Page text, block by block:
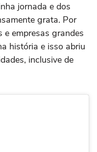
jornada e dos
grata. Por
empresas grandes
história e isso abriu
inclusive de